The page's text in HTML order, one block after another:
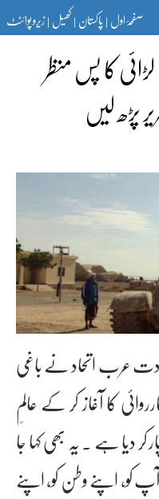
صفحۂ اول|پاکستان|کھیل|زیرو پوائنٹ
کا پس منظر
پڑھ لیں
عرب اتحاد نے باغی
کا آغاز کر کے عالمِ
دیا ہے ۔ یہ بھی کہا جا
اپنے وطن کو، اپنے